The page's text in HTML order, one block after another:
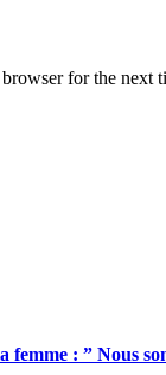
for the next
femme : ” Nous